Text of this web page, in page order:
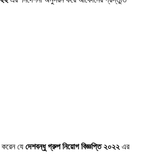
যে দেশবন্ধু গ্রুপ নিয়োগ বিজ্ঞপ্তি ২০২২ এর